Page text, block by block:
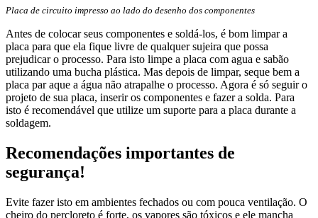
Placa de circuito impresso ao lado do desenho dos componentes
Antes de colocar seus componentes e soldá-los, é bom limpar a
placa para que ela fique livre de qualquer sujeira que possa
prejudicar o processo. Para isto limpe a placa com agua e sabão
utilizando uma bucha plástica. Mas depois de limpar, seque bem a
placa par aque a água não atrapalhe o processo. Agora é só seguir o
projeto de sua placa, inserir os componentes e fazer a solda. Para
isto é recomendável que utilize um suporte para a placa durante a
soldagem.
Recomendações importantes de
segurança!
Evite fazer isto em ambientes fechados ou com pouca ventilação. O
cheiro do percloreto é forte, os vapores são tóxicos e ele mancha